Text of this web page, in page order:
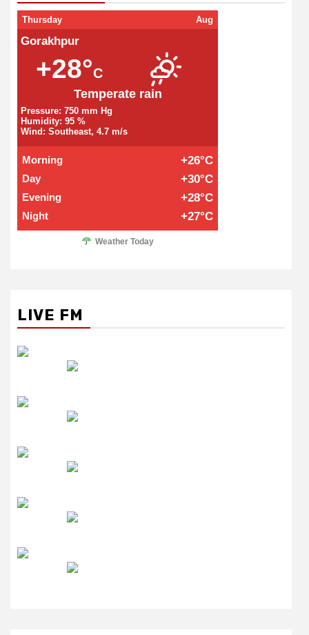
Thursday Aug
Gorakhpur
+28°C
Temperate rain
Pressure: 750 mm Hg
Humidity: 95 %
Wind: Southeast, 4.7 m/s
Morning +26°C
Day +30°C
Evening +28°C
Night +27°C
Weather Today
LIVE FM